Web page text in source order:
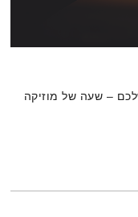
– שעה של מוזיקה